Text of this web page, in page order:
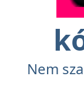
Nem